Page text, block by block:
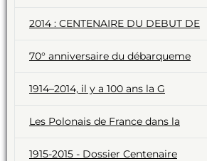
2014 : CENTENAIRE DU DEBUT DE
70° anniversaire du débarqueme
1914–2014, il y a 100 ans la G
Les Polonais de France dans la
1915-2015 - Dossier Centenaire